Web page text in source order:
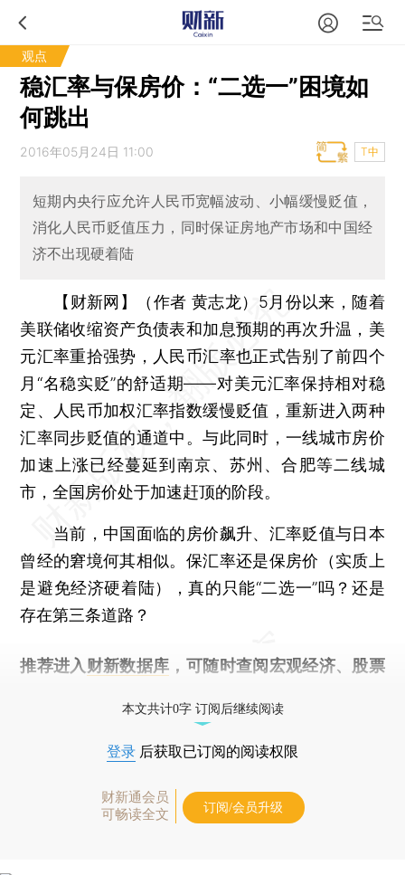
观点
稳汇率与保房价：“二选一”困境如
何跳出
2016年05月24日 11:00 T中
短期内央行应允许人民币宽幅波动、小幅缓慢贬值，
消化人民币贬值压力，同时保证房地产市场和中国经
济不出现硬着陆
【财新网】（作者 黄志龙） 5月份以来，随着
美联储收缩资产负债表和加息预期的再次升温，美
元汇率重拾强势，人民币汇率也正式告别了前四个
月“名稳实贬”的舒适期——对美元汇率保持相对稳
定、人民币加权汇率指数缓慢贬值，重新进入两种
汇率同步贬值的通道中。与此同时，一线城市房价
加速上涨已经蔓延到南京、苏州、合肥等二线城
市，全国房价处于加速赶顶的阶段。
当前，中国面临的房价飙升、汇率贬值与日本
曾经的窘境何其相似。保汇率还是保房价（实质上
是避免经济硬着陆），真的只能“二选一”吗？还是
存在第三条道路？
推荐进入 财新数据库 ，可随时查阅宏观经济、股票
本文共计0字 订阅后继续阅读
登录 后获取已订阅的阅读权限
财新通会员
可畅读全文
订阅/会员升级